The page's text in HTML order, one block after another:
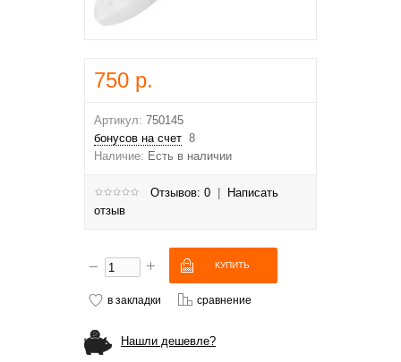
750 р.
Артикул: 750145
бонусов на счет 8
Наличие: Есть в наличии
Отзывов: 0
Написать
отзыв
в закладки сравнение
Нашли дешевле?